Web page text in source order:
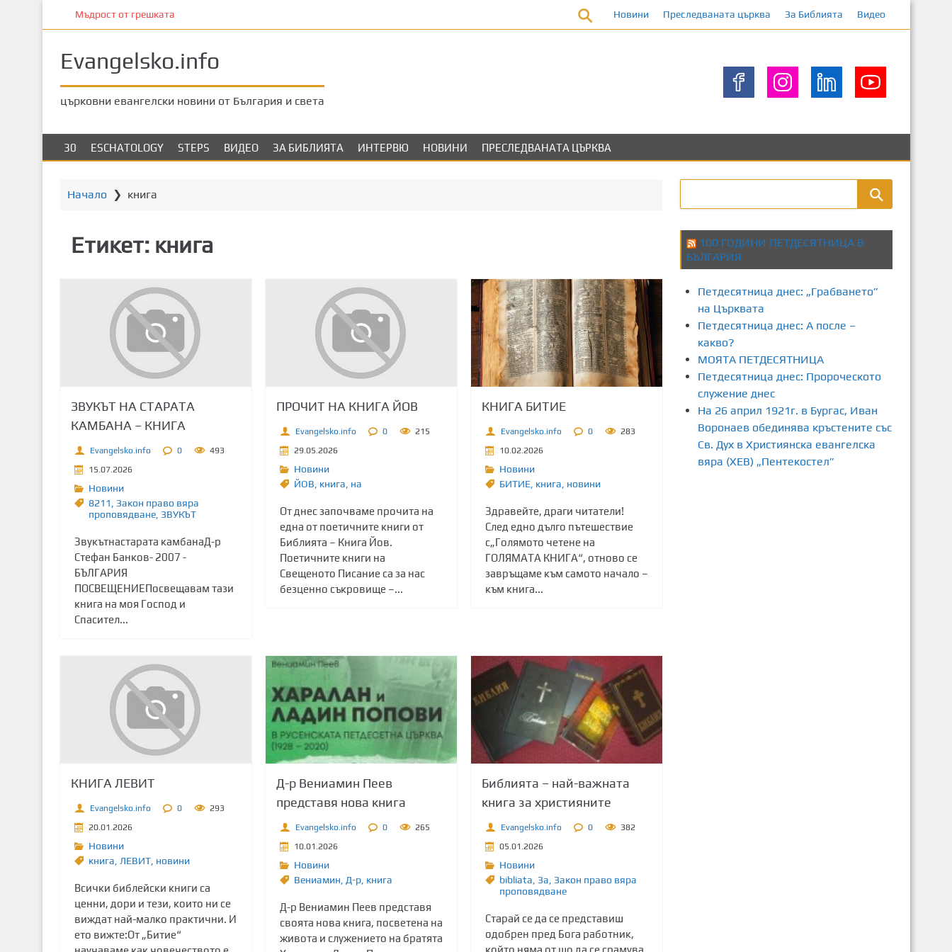
к
Мъдрост от грешката Новини Преследваната църква За Библията Видео
Evangelsko.info
църковни евангелски новини от България и света
30 ESCHATOLOGY STEPS ВИДЕО ЗА БИБЛИЯТА ИНТЕРВЮ НОВИНИ ПРЕСЛЕДВАНАТА ЦЪРКВА
Начало ❯ книга
Етикет: книга
ЗВУКЪТ НА СТАРАТА
КАМБАНА – КНИГА
Evangelsko.info 0
493
15.07.2026
Новини
8211
Закон право вяра
проповядване, ЗВУКЪТ
Звукътнастарата камбанаД-р
Стефан Банков- 2007 -
БЪЛГАРИЯ
ПОСВЕЩЕНИЕПосвещавам тази
книга на моя Господ и
Спасител...
ПРОЧИТ НА КНИГА ЙОВ
Evangelsko.info 0
215
29.05.2026
Новини
ЙОВ книга на
От днес започваме прочита на
една от поетичните книги от
Библията – Книга Йов.
Поетичните книги на
Свещеното Писание са за нас
безценно съкровище –...
КНИГА БИТИЕ
Evangelsko.info 0
283
10.02.2026
Новини
БИТИЕ, книга новини
Здравейте, драги читатели!
След едно дълго пътешествие
с„Голямото четене на
ГОЛЯМАТА КНИГА“, отново се
завръщаме към самото начало –
към книга...
КНИГА ЛЕВИТ
Evangelsko.info 0
293
20.01.2026
Новини
книга ЛЕВИТ, новини
Всички библейски книги са
ценни, дори и тези, които ни се
виждат най-малко практични. И
ето вижте:От „Битие“
Д-р Вениамин Пеев
представя нова книга
Evangelsko.info 0
265
10.01.2026
Новини
Вениамин Д-р, книга
Д-р Вениамин Пеев представя
своята нова книга, посветена на
живота и служението на братята
Библията – най-важната
книга за християните
Evangelsko.info 0
382
05.01.2026
Новини
bibliata Зa Закон право вяра
проповядване
Старай се да се представиш
одобрен пред Бога работник,
който няма от що да се срамува,
100 ГОДИНИ ПЕТДЕСЯТНИЦА В
БЪЛГАРИЯ
Петдесятница днес: „Грабването”
на Църквата
Петдесятница днес: А после –
какво?
МОЯТА ПЕТДЕСЯТНИЦА
Петдесятница днес: Пророческото
служение днес
На 26 април 1921г. в Бургас, Иван
Воронаев обединява кръстените със
Св. Дух в Християнска евангелска
вяра (ХЕВ) „Пентекостел”